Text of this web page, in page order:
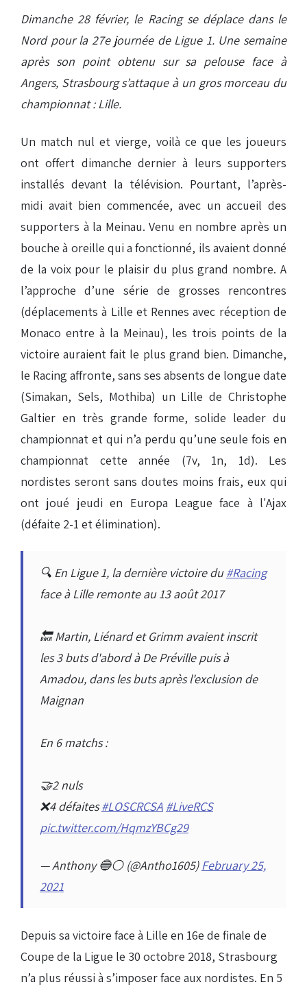
Dimanche 28 février, le Racing se déplace dans le
Nord pour la 27e journée de Ligue 1. Une semaine
après son point obtenu sur sa pelouse face à
Angers, Strasbourg s’attaque à un gros morceau du
championnat : Lille.
Un match nul et vierge, voilà ce que les joueurs
ont offert dimanche dernier à leurs supporters
installés devant la télévision. Pourtant, l’après-
midi avait bien commencée, avec un accueil des
supporters à la Meinau. Venu en nombre après un
bouche à oreille qui a fonctionné, ils avaient donné
de la voix pour le plaisir du plus grand nombre. A
l’approche d’une série de grosses rencontres
(déplacements à Lille et Rennes avec réception de
Monaco entre à la Meinau), les trois points de la
victoire auraient fait le plus grand bien. Dimanche,
le Racing affronte, sans ses absents de longue date
(Simakan, Sels, Mothiba) un Lille de Christophe
Galtier en très grande forme, solide leader du
championnat et qui n’a perdu qu’une seule fois en
championnat cette année (7v, 1n, 1d). Les
nordistes seront sans doutes moins frais, eux qui
ont joué jeudi en Europa League face à l'Ajax
(défaite 2-1 et élimination).
🔍 En Ligue 1, la dernière victoire du#Racing
face à Lille remonte au 13 août 2017
🔙 Martin, Liénard et Grimm avaient inscrit
les 3 buts d'abord à De Préville puis à
Amadou, dans les buts après l'exclusion de
Maignan
En 6 matchs :
🤝2 nuls
❌4 défaites#LOSCRCSA #LiveRCS
pic.twitter.com/HqmzYBCg29
— Anthony 🔵⚪️ (@Antho1605)February 25,
2021
Depuis sa victoire face à Lille en 16e de finale de
Coupe de la Ligue le 30 octobre 2018, Strasbourg
n’a plus réussi à s’imposer face aux nordistes. En 5